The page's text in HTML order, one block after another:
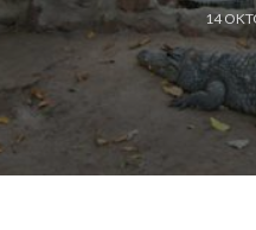
14